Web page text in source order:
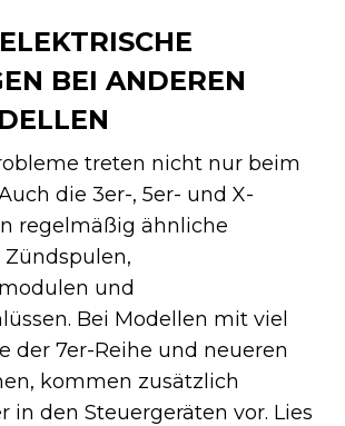
BEI ANDEREN
treten nicht nur beim
die 3er-, 5er- und X-
regelmäßig ähnliche
und
Bei Modellen mit viel
der 7er-Reihe und neueren
kommen zusätzlich
in den Steuergeräten vor. Lies